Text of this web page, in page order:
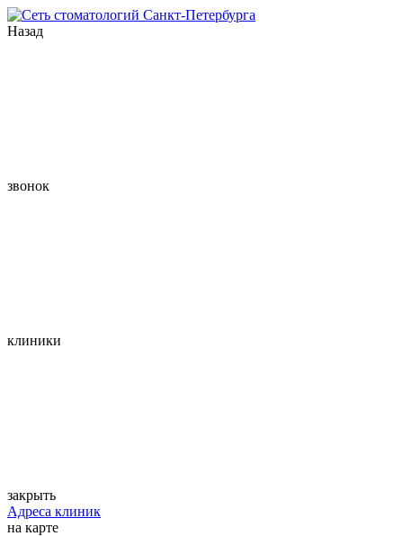
Назад
звонок
клиники
закрыть
Адреса клиник
на карте